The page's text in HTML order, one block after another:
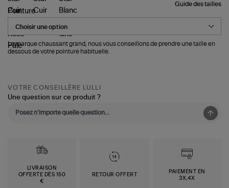
Guide des tailles
Pointure
La marque chaussant grand, nous vous conseillons de prendre une taille en
dessous de votre pointure habituelle.
VOTRE CONSEILLÈRE LULLI
Une question sur ce produit ?
LIVRAISON
OFFERTE DÈS 150
€
RETOUR OFFERT
PAIEMENT EN
3X,4X